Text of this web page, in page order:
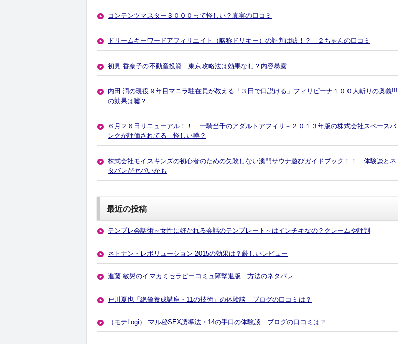
コンテンツマスター３０００って怪しい？真実の口コミ
ドリームキーワードアフィリエイト（略称ドリキー）の評判は嘘！？ ２ちゃんの口コミ
初見 香奈子の不動産投資 東京攻略法は効果なし？内容暴露
内田 潤の現役９年目マニラ駐在員が教える「３日で口説ける」フィリピーナ１００人斬りの奥義!!!
の効果は嘘？
６月２６日リニューアル！！ 一騎当千のアダルトアフィリ－２０１３年版の株式会社スペースバ
ンクが評価されてる 怪しい噂？
株式会社モイスキンズの初心者のための失敗しない澳門サウナ遊びガイドブック！！ 体験談とネ
タバレがヤバいかも
最近の投稿
テンプレ会話術～女性に好かれる会話のテンプレート～はインチキなの？クレームや評判
ネトナン・レボリューション 2015の効果は？厳しいレビュー
進藤 敏晃のイマカミセラピーコミュ障撃退版 方法のネタバレ
戸川夏也「絶倫養成講座・11の技術」の体験談 ブログの口コミは？
（モテLogi） マル秘SEX誘導法・14の手口の体験談 ブログの口コミは？